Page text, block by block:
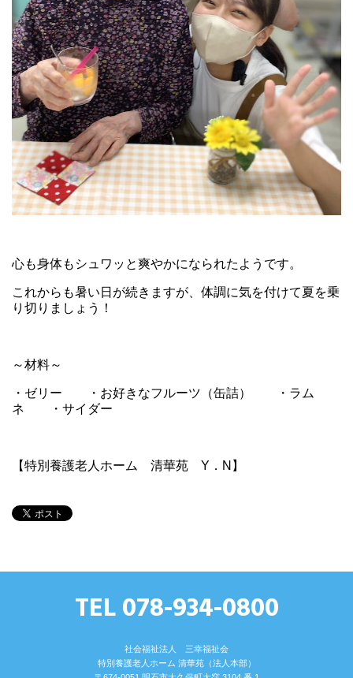
心も身体もシュワッと爽やかになられたようです。
これからも暑い日が続きますが、体調に気を付けて夏を乗
り切りましょう！
～材料～
・ゼリー ・お好きなフルーツ（缶詰） ・ラム
ネ ・サイダー
【特別養護老人ホーム 清華苑 Y．N】
TEL 078-934-0800
社会福祉法人 三幸福祉会
特別養護⽼⼈ホーム 清華苑（法⼈本部）